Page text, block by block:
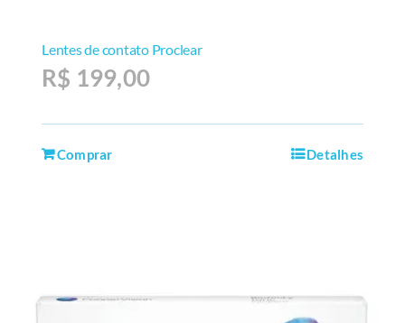
Lentes de contato Proclear
R$ 199,00
Comprar Detalhes